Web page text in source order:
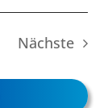
Nächste